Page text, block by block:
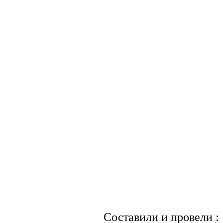
Составили и провели :